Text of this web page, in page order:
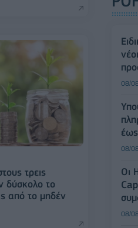
τρεις
δύσκολο το
από το μηδέν
08/
08/
Οι
08/